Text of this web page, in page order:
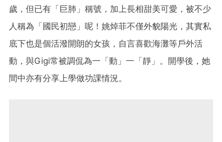
歲，但已有「巨肺」稱號，加上長相甜美可愛，被不少
人稱為「國民初戀」呢！姚焯菲不僅外貌陽光，其實私
底下也是個活潑開朗的女孩，自言喜歡海灘等戶外活
動，與Gigi常被調侃為一「動」一「靜」。開學後，她
間中亦有分享上學做功課情況。